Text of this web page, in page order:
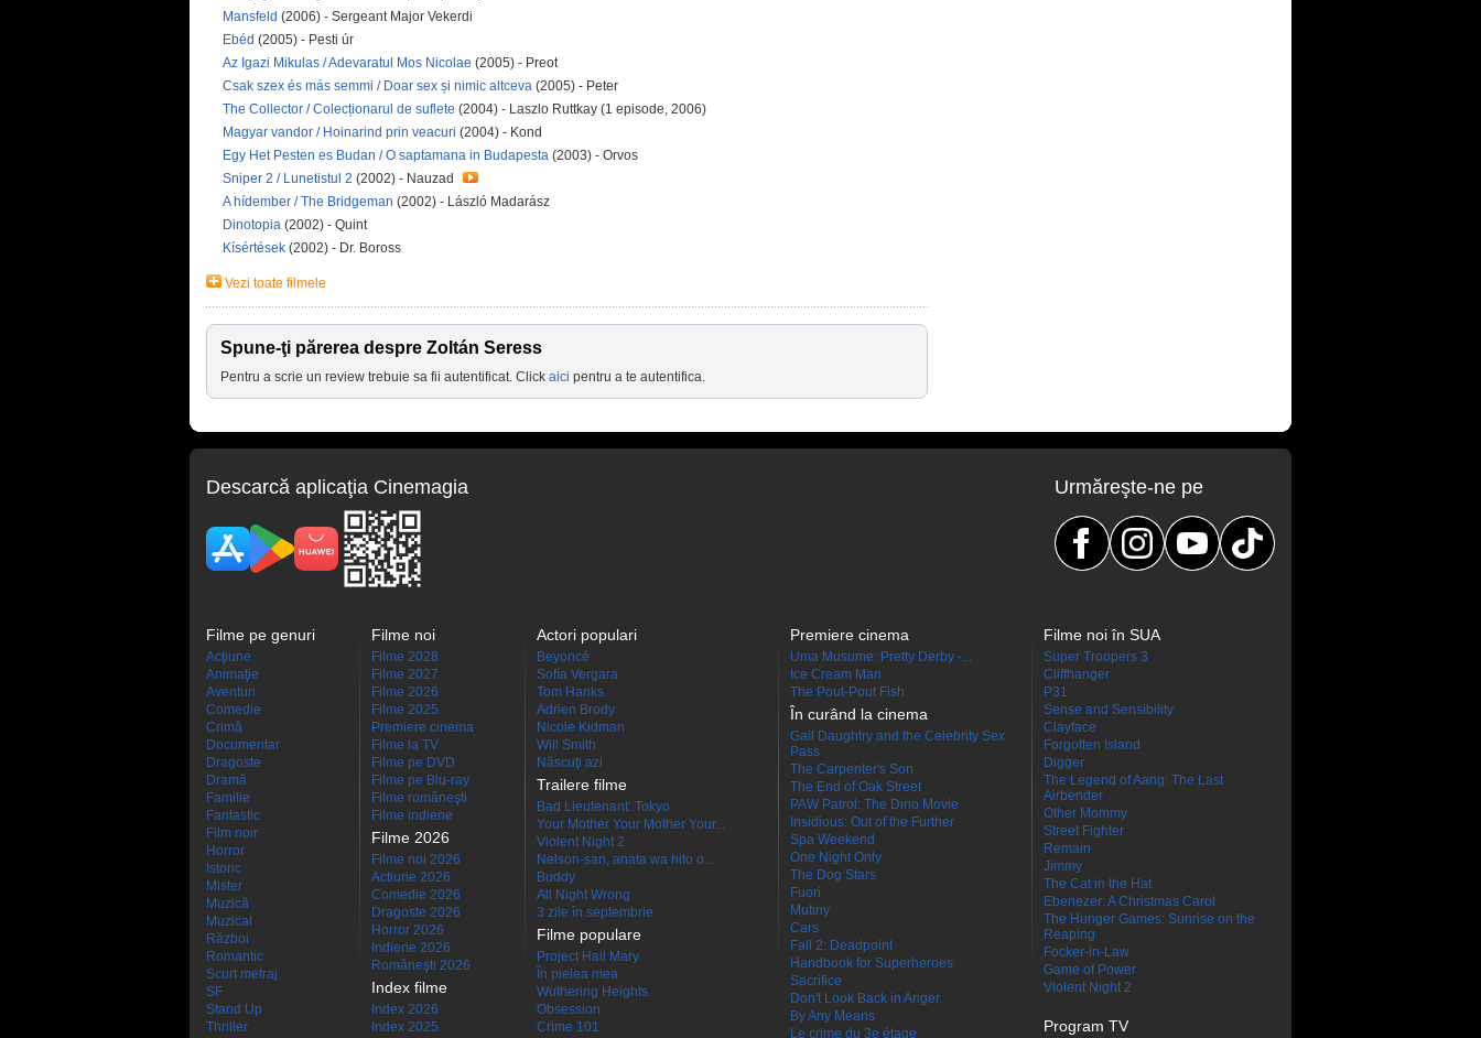
Mansfeld (2006) - Sergeant Major Vekerdi
Ebéd (2005) - Pesti úr
Az Igazi Mikulas / Adevaratul Mos Nicolae (2005) - Preot
Csak szex és más semmi / Doar sex și nimic altceva (2005) - Peter
The Collector / Colecționarul de suflete (2004) - Laszlo Ruttkay (1 episode, 2006)
Magyar vandor / Hoinarind prin veacuri (2004) - Kond
Egy Het Pesten es Budan / O saptamana in Budapesta (2003) - Orvos
Sniper 2 / Lunetistul 2 (2002) - Nauzad
A hídember / The Bridgeman (2002) - László Madarász
Dinotopia (2002) - Quint
Kísértések (2002) - Dr. Boross
Vezi toate filmele
Spune-ţi părerea despre Zoltán Seress
Pentru a scrie un review trebuie sa fii autentificat. Click aici pentru a te autentifica.
Descarcă aplicaţia Cinemagia Urmăreşte-ne pe
Filme pe genuri
Acţiune
Animaţie
Aventuri
Comedie
Crimă
Documentar
Dragoste
Dramă
Familie
Fantastic
Film noir
Horror
Istoric
Mister
Muzică
Muzical
Război
Romantic
Scurt metraj
SF
Stand Up
Thriller
Filme noi
Filme 2028
Filme 2027
Filme 2026
Filme 2025
Premiere cinema
Filme la TV
Filme pe DVD
Filme pe Blu-ray
Filme româneşti
Filme indiene
Filme 2026
Filme noi 2026
Actiune 2026
Comedie 2026
Dragoste 2026
Horror 2026
Indiene 2026
Româneşti 2026
Index filme
Index 2026
Index 2025
Actori populari
Beyoncé
Sofía Vergara
Tom Hanks
Adrien Brody
Nicole Kidman
Will Smith
Născuţi azi
Trailere filme
Bad Lieutenant: Tokyo
Your Mother Your Mother Your...
Violent Night 2
Nelson-san, anata wa hito o...
Buddy
All Night Wrong
3 zile în septembrie
Filme populare
Project Hail Mary
În pielea mea
Wuthering Heights
Obsession
Crime 101
Premiere cinema
Uma Musume: Pretty Derby -...
Ice Cream Man
The Pout-Pout Fish
În curând la cinema
Gail Daughtry and the Celebrity Sex
Pass
The Carpenter's Son
The End of Oak Street
PAW Patrol: The Dino Movie
Insidious: Out of the Further
Spa Weekend
One Night Only
The Dog Stars
Fuori
Mutiny
Cars
Fall 2: Deadpoint
Handbook for Superheroes
Sacrifice
Don't Look Back in Anger
By Any Means
Le crime du 3e étage
Filme noi în SUA
Super Troopers 3
Cliffhanger
P31
Sense and Sensibility
Clayface
Forgotten Island
Digger
The Legend of Aang: The Last
Airbender
Other Mommy
Street Fighter
Remain
Jimmy
The Cat in the Hat
Ebenezer: A Christmas Carol
The Hunger Games: Sunrise on the
Reaping
Focker-in-Law
Game of Power
Violent Night 2
Program TV